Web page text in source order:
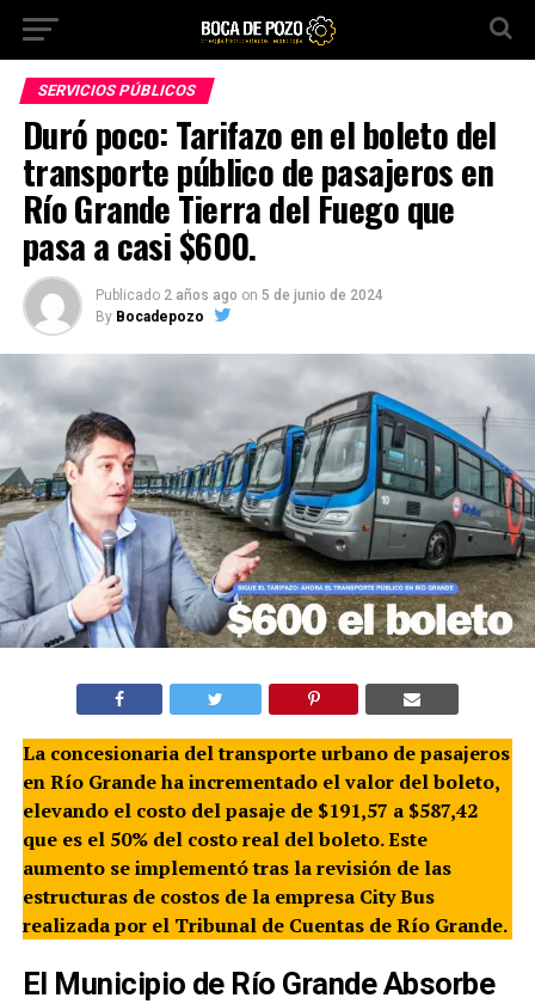
SERVICIOS PÚBLICOS
Duró poco: Tarifazo en el boleto del
transporte público de pasajeros en
Río Grande Tierra del Fuego que
pasa a casi $600.
Publicado 2 años ago on 5 de junio de 2024
By Bocadepozo
La concesionaria del transporte urbano de pasajeros
en Río Grande ha incrementado el valor del boleto,
elevando el costo del pasaje de $191,57 a $587,42
que es el 50% del costo real del boleto. Este
aumento se implementó tras la revisión de las
estructuras de costos de la empresa City Bus
realizada por el Tribunal de Cuentas de Río Grande.
El Municipio de Río Grande Absorbe